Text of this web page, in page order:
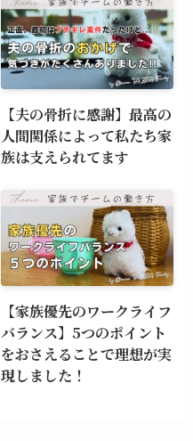
【夫の骨折に感謝】最高の
人間関係によって私たち家
族は支えられてます
【家族優先のワークライフ
バランス】5つのポイント
をおさえることで理想が実
現しました！